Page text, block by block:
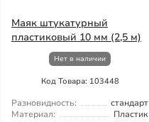
Маяк штукатурный
пластиковый 10 мм (2,5 м)
Нет в наличии
Код Товара: 103448
Разновидность:
стандарт
Материал:
Пластик